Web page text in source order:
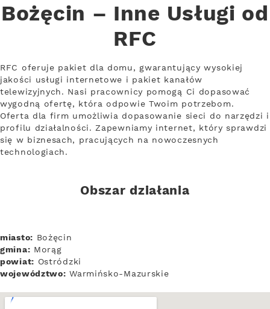
Bożęcin – Inne Usługi od
RFC
RFC oferuje pakiet dla domu, gwarantujący wysokiej
jakości usługi internetowe i pakiet kanałów
telewizyjnych. Nasi pracownicy pomogą Ci dopasować
wygodną ofertę, która odpowie Twoim potrzebom.
Oferta dla firm umożliwia dopasowanie sieci do narzędzi i
profilu działalności. Zapewniamy internet, który sprawdzi
się w biznesach, pracujących na nowoczesnych
technologiach.
Obszar działania
miasto: Bożęcin
gmina: Morąg
powiat: Ostródzki
województwo: Warmińsko-Mazurskie